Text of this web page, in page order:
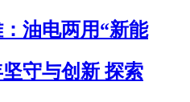
油电两用“新能
守与创新 探索